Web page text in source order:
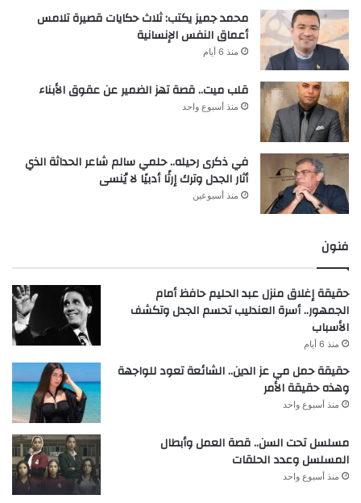
محمد جميز يكتب: ثلاث حكايات قصيرة تلامس
أعماق النفس الإنسانية
منذ 6 أيام
قلب ميت.. قصة تهز الضمير عن عقوق الأبناء
منذ أسبوع واحد
في ذكرى رحيله.. حلمي سالم شاعر الحداثة الذي
أثار الجدل وترك إرثًا أدبيًا لا يُنسى
منذ أسبوعين
فنون
حقيقة إغلاق منزل عبد الحليم حافظ أمام
الجمهور.. أسرة العندليب تحسم الجدل وتكشف
الأسباب
منذ 6 أيام
حقيقة حمل مي عز الدين.. الشائعة تعود للواجهة
وهذه حقيقة الأمر
منذ أسبوع واحد
مسلسل تحت السن.. قصة العمل وأبطال
المسلسل وعدد الحلقات
منذ أسبوع واحد